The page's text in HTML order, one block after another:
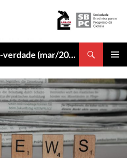
_comciência dossiê pós-verdade (mar/2017)